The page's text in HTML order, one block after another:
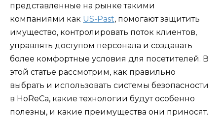
представленные на рынке такими
компаниями как US-Past, помогают защитить
имущество, контролировать поток клиентов,
управлять доступом персонала и создавать
более комфортные условия для посетителей. В
этой статье рассмотрим, как правильно
выбрать и использовать системы безопасности
в HoReCa, какие технологии будут особенно
полезны, и какие преимущества они приносят.